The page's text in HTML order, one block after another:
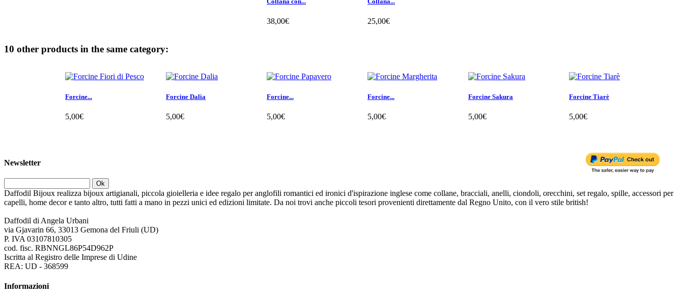
38,00€ 25,00€
10 other products in the same category:
Forcine...
5,00€
Forcine Dalia
5,00€
Forcine...
5,00€
Forcine...
5,00€
Forcine Sakura
5,00€
Forcine Tiarè
5,00€
Newsletter
Ok
Daffodil Bijoux realizza bijoux artigianali, piccola gioielleria e idee regalo per anglofili romantici ed ironici d'ispirazione inglese come collane, bracciali, anelli, ciondoli, orecchini, set regalo, spille, accessori per
capelli, home decor e tanto altro, tutti fatti a mano in pezzi unici ed edizioni limitate. Da noi trovi anche piccoli tesori provenienti direttamente dal Regno Unito, con il vero stile british!
Daffodil di Angela Urbani
via Gjavarin 66, 33013 Gemona del Friuli (UD)
P. IVA 03107810305
cod. fisc. RBNNGL86P54D962P
Iscritta al Registro delle Imprese di Udine
REA: UD - 368599
Informazioni